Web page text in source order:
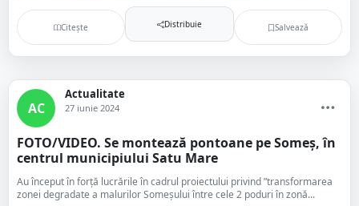
Citește Distribuie Salvează
AC
Actualitate
27 iunie 2024
FOTO/VIDEO. Se montează pontoane pe Someș, în
centrul municipiului Satu Mare
Au început în forță lucrările în cadrul proiectului privind ”transformarea
zonei degradate a malurilor Someşului între cele 2 poduri în zonă...